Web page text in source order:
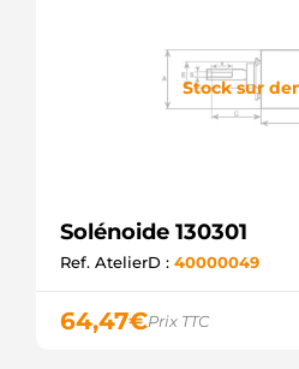
Stock sur
Solénoide 130301
Ref. AtelierD : 40000049
64,47€Prix TTC